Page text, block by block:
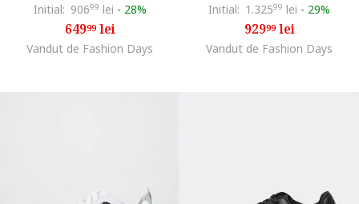
Initial: 90699 lei - 28%
64999lei
Vandut de Fashion Days
Initial: 1.32599 lei - 29%
92999lei
Vandut de Fashion Days